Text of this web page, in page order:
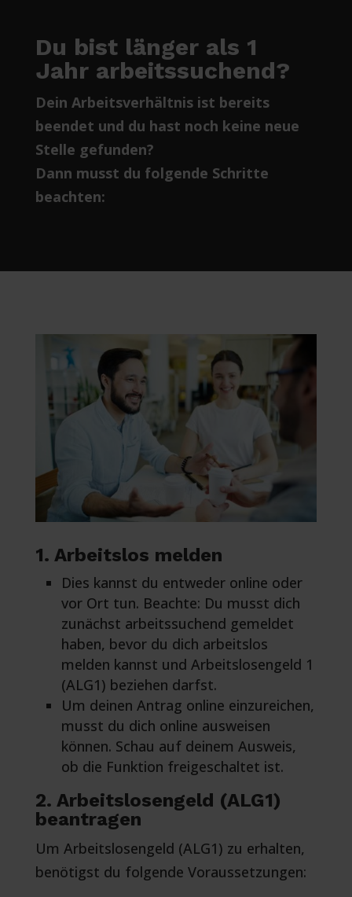
Du bist länger als 1
Jahr arbeitssuchend?
Dein Arbeitsverhältnis ist bereits
beendet und du hast noch keine neue
Stelle gefunden?
Dann musst du folgende Schritte
beachten:
1. Arbeitslos melden
Dies kannst du entweder online oder
vor Ort tun. Beachte: Du musst dich
zunächst arbeitssuchend gemeldet
haben, bevor du dich arbeitslos
melden kannst und Arbeitslosengeld 1
(ALG1) beziehen darfst.
Um deinen Antrag online einzureichen,
musst du dich online ausweisen
können. Schau auf deinem Ausweis,
ob die Funktion freigeschaltet ist.
2. Arbeitslosengeld (ALG1)
beantragen
Um Arbeitslosengeld (ALG1) zu erhalten,
benötigst du folgende Voraussetzungen: